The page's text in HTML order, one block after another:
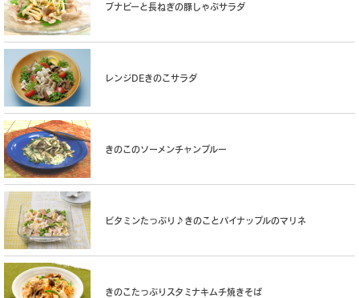
ブナピーと長ねぎの豚しゃぶサラダ
レンジDEきのこサラダ
きのこのソーメンチャンプルー
ビタミンたっぷり♪きのことパイナップルのマリネ
きのこたっぷりスタミナキムチ焼きそば